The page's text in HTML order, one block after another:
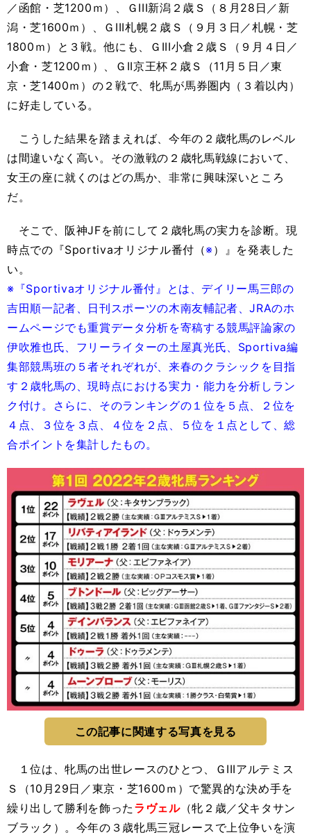
／函館・芝1200ｍ）、ＧIII新潟２歳Ｓ（８月28日／新
潟・芝1600ｍ）、ＧIII札幌２歳Ｓ（９月３日／札幌・芝
1800ｍ）と３戦。他にも、ＧIII小倉２歳Ｓ（９月４日／
小倉・芝1200ｍ）、ＧII京王杯２歳Ｓ（11月５日／東
京・芝1400ｍ）の２戦で、牝馬が馬券圏内（３着以内）
に好走している。
こうした結果を踏まえれば、今年の２歳牝馬のレベル
は間違いなく高い。その激戦の２歳牝馬戦線において、
女王の座に就くのはどの馬か、非常に興味深いところ
だ。
そこで、阪神JFを前にして２歳牝馬の実力を診断。現
時点での『Sportivaオリジナル番付（※）』を発表した
い。
※『Sportivaオリジナル番付』とは、デイリー馬三郎の
吉田順一記者、日刊スポーツの木南友輔記者、JRAのホ
ームページでも重賞データ分析を寄稿する競馬評論家の
伊吹雅也氏、フリーライターの土屋真光氏、Sportiva編
集部競馬班の５者それぞれが、来春のクラシックを目指
す２歳牝馬の、現時点における実力・能力を分析しラン
ク付け。さらに、そのランキングの１位を５点、２位を
４点、３位を３点、４位を２点、５位を１点として、総
合ポイントを集計したもの。
この記事に関連する写真を見る
１位は、牝馬の出世レースのひとつ、ＧIIIアルテミス
Ｓ（10月29日／東京・芝1600ｍ）で驚異的な決め手を
繰り出して勝利を飾った ラヴェル（牝２歳／父キタサン
ブラック）。今年の３歳牝馬三冠レースで上位争いを演